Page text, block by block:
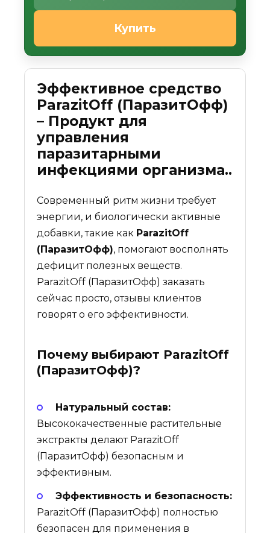
Купить
Эффективное средство
ParazitOff (ПаразитОфф)
– Продукт для
управления
паразитарными
инфекциями организма..
Современный ритм жизни требует
энергии, и биологически активные
добавки, такие как ParazitOff
(ПаразитОфф), помогают восполнять
дефицит полезных веществ.
ParazitOff (ПаразитОфф) заказать
сейчас просто, отзывы клиентов
говорят о его эффективности.
Почему выбирают ParazitOff
(ПаразитОфф)?
Натуральный состав:
Высококачественные растительные
экстракты делают ParazitOff
(ПаразитОфф) безопасным и
эффективным.
Эффективность и безопасность:
ParazitOff (ПаразитОфф) полностью
безопасен для применения в